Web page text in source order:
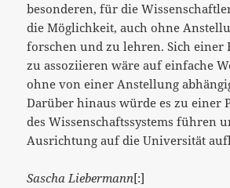
besonderen, für die
die Möglichkeit, auch ohne
forschen und zu lehren. Sich einer
zu assoziieren wäre auf einfache
ohne von einer Anstellung
Darüber hinaus würde es zu einer
des Wissenschaftssystems führen
Ausrichtung auf die Universität
Sascha Liebermann[:]